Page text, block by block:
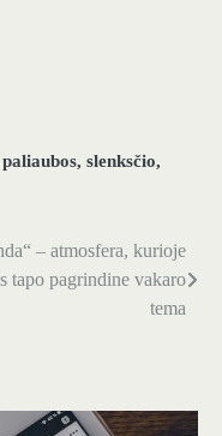
paliaubos, slenksčio,
– atmosfera, kurioje
tapo pagrindine vakaro
tema